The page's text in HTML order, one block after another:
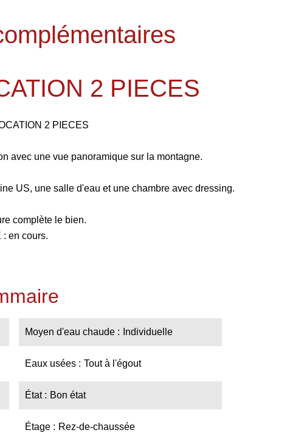
2 PIECES
2 PIECES
avec une vue panoramique sur la montagne.
US, une salle d'eau et une chambre avec dressing.
complète le bien.
: en cours.
Moyen d'eau chaude Individuelle
Eaux usées Tout à l'égout
État Bon état
Étage Rez-de-chaussée